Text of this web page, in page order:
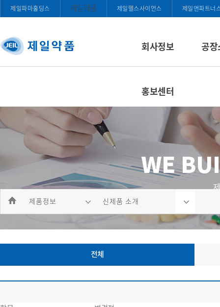
제일파마홀딩스 제일약품 제일헬스사이언스 제일앤파트너
회사정보 공
홍보센터
제품정보 신제품 소개
전체